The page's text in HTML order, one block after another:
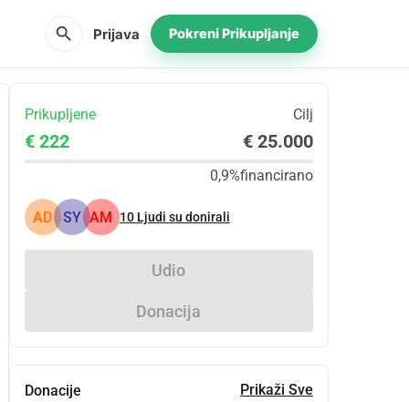
search Prijava Pokreni Prikupljanje
Prikupljene Cilj
€ 222 € 25.000
0,9%financirano
AD SY AM 10 Ljudi su donirali
Udio
Donacija
Donacije Prikaži Sve